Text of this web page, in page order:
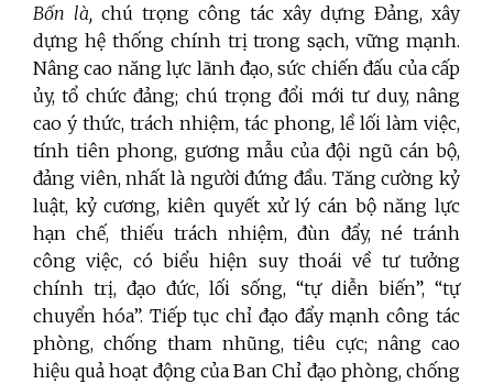
Bốn là, chú trọng công tác xây dựng Đảng, xây
dựng hệ thống chính trị trong sạch, vững mạnh.
Nâng cao năng lực lãnh đạo, sức chiến đấu của cấp
ủy, tổ chức đảng; chú trọng đổi mới tư duy, nâng
cao ý thức, trách nhiệm, tác phong, lề lối làm việc,
tính tiên phong, gương mẫu của đội ngũ cán bộ,
đảng viên, nhất là người đứng đầu. Tăng cường kỷ
luật, kỷ cương, kiên quyết xử lý cán bộ năng lực
hạn chế, thiếu trách nhiệm, đùn đẩy, né tránh
công việc, có biểu hiện suy thoái về tư tưởng
chính trị, đạo đức, lối sống, “tự diễn biến”, “tự
chuyển hóa”. Tiếp tục chỉ đạo đẩy mạnh công tác
phòng, chống tham nhũng, tiêu cực; nâng cao
hiệu quả hoạt động của Ban Chỉ đạo phòng, chống